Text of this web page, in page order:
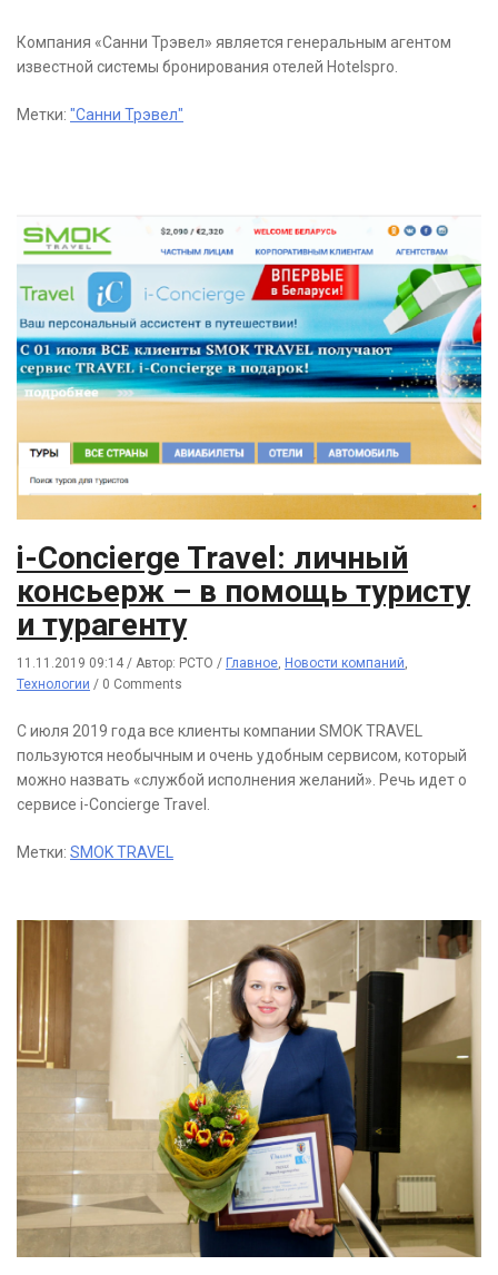
Компания «Санни Трэвел» является генеральным агентом
известной системы бронирования отелей Hotelspro.
Метки: "Санни Трэвел"
i-Concierge Travel: личный
консьерж – в помощь туристу
и турагенту
11.11.2019 09:14 / Автор: РСТО / Главное, Новости компаний,
Технологии / 0 Comments
С июля 2019 года все клиенты компании SMOK TRAVEL
пользуются необычным и очень удобным сервисом, который
можно назвать «службой исполнения желаний». Речь идет о
сервисе i-Concierge Travel.
Метки: SMOK TRAVEL